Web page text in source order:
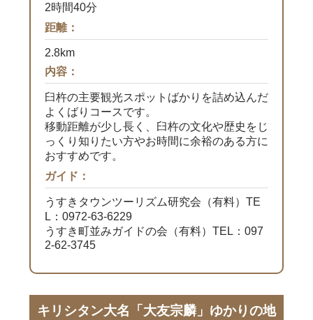
2時間40分
距離：
2.8km
内容：
臼杵の主要観光スポットばかりを詰め込んだ
よくばりコースです。
移動距離が少し長く、臼杵の文化や歴史をじ
っくり知りたい方やお時間に余裕のある方に
おすすめです。
ガイド：
うすきタウンツーリズム研究会（有料）TE
L：0972-63-6229
うすき町並みガイドの会（有料）TEL：097
2-62-3745
キリシタン大名「大友宗麟」ゆかりの地